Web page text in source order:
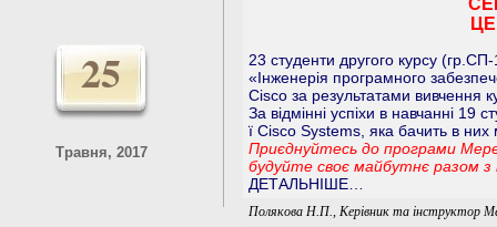
25
Травня, 2017
23 студенти другого курсу
«Інженерія програмного
Cisco за результатами вивчення
За відмінні успіхи в навчанні 19
ї Cisco Systems, яка бачить в них
Приєднуйтесь до програми
будуйте своє майбутнє разом з
ДЕТАЛЬНІШЕ…
Полякова Н.П., Керівник та інструктор